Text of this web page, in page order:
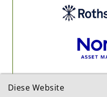
Diese Website